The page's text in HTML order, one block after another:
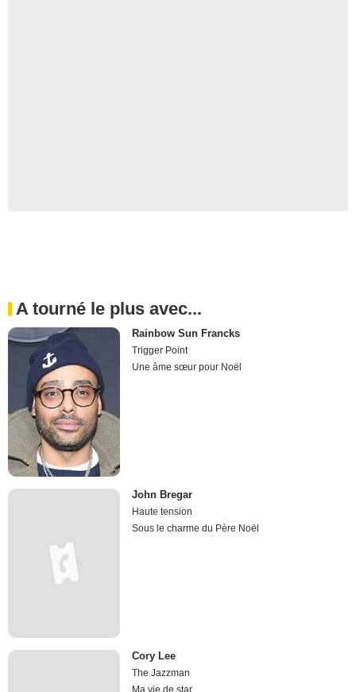
A tourné le plus avec...
Rainbow Sun Francks
Trigger Point
Une âme sœur pour Noël
John Bregar
Haute tension
Sous le charme du Père Noël
Cory Lee
The Jazzman
Ma vie de star